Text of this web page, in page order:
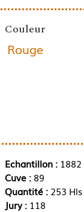
Couleur
Rouge
Echantillon :1882
Cuve : 89
Quantité : 253 Hls
Jury : 118